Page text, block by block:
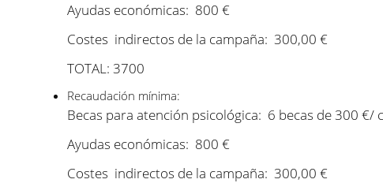
Ayudas económicas: 800 €
Costes indirectos de la campaña: 300,00 €
TOTAL: 3700
Recaudación mínima:
Becas para atención psicológica: 6 becas de 300 €/
Ayudas económicas: 800 €
Costes indirectos de la campaña: 300,00 €